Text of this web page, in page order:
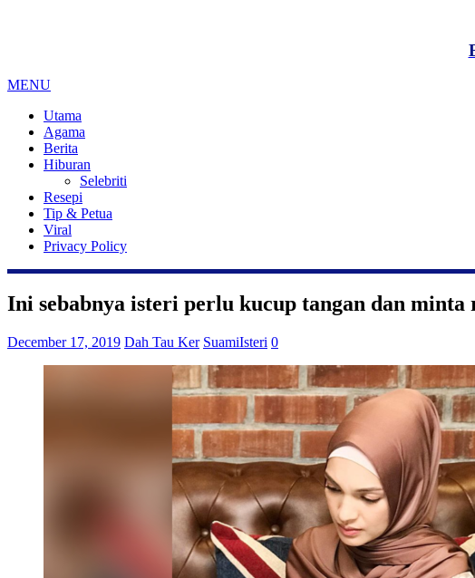
MENU
Utama
Agama
Berita
Hiburan
Selebriti
Resepi
Tip & Petua
Viral
Privacy Policy
Ini sebabnya isteri perlu kucup tangan dan
December 17, 2019 Dah Tau Ker SuamiIsteri 0